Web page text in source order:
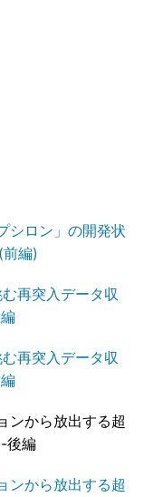
シロン」の開発状
編)
再突入データ収
再突入データ収
ンから放出する超
後編
ンから放出する超